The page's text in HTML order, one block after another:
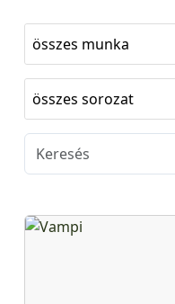
összes munka
összes sorozat